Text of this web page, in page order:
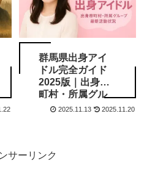
群馬県出身アイ
ドル完全ガイド
2025版｜出身市
町村・所属グル
ープ・最新活動
2025.11.13 2025.11.20
サーリンク